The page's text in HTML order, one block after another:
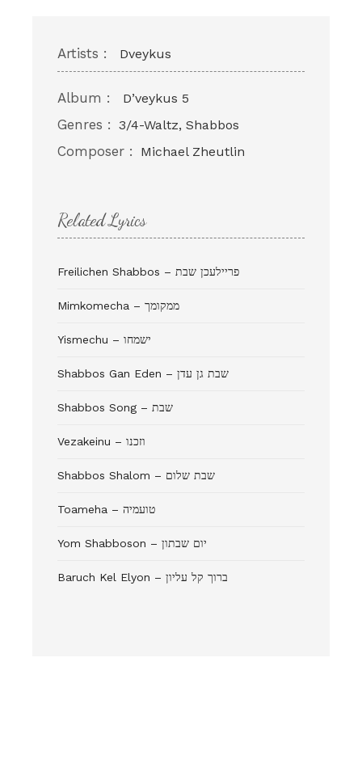
Artists : Dveykus
Album : D’veykus 5
Genres : 3/4-Waltz, Shabbos
Composer : Michael Zheutlin
Related Lyrics
Freilichen Shabbos – פריילעכן שבת
Mimkomecha – ממקומך
Yismechu – ישמחו
Shabbos Gan Eden – שבת גן עדן
Shabbos Song – שבת
Vezakeinu – וזכנו
Shabbos Shalom – שבת שלום
Toameha – טועמיה
Yom Shabboson – יום שבתון
Baruch Kel Elyon – ברוך קל עליון